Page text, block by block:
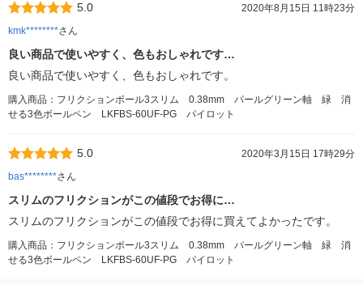
5.0
2020年8月15日 11時23分
kmk********さん
良い商品で使いやすく、色もおしゃれです…
良い商品で使いやすく、色もおしゃれです。
購入商品：フリクションボール3スリム 0.38mm パールグリーン軸 緑 消
せる3色ボールペン LKFBS-60UF-PG パイロット
5.0
2020年3月15日 17時29分
bas********さん
スリムのフリクションがこの値段でお得に…
スリムのフリクションがこの値段でお得に買えてよかったです。
購入商品：フリクションボール3スリム 0.38mm パールグリーン軸 緑 消
せる3色ボールペン LKFBS-60UF-PG パイロット